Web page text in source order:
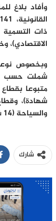
وأفاد بلاغ
ذات
الاقتصادي)،
وبخصوص
والسياحة (14 شهادة) وقطاع الصناعة بشهادة واحدة.
شارك